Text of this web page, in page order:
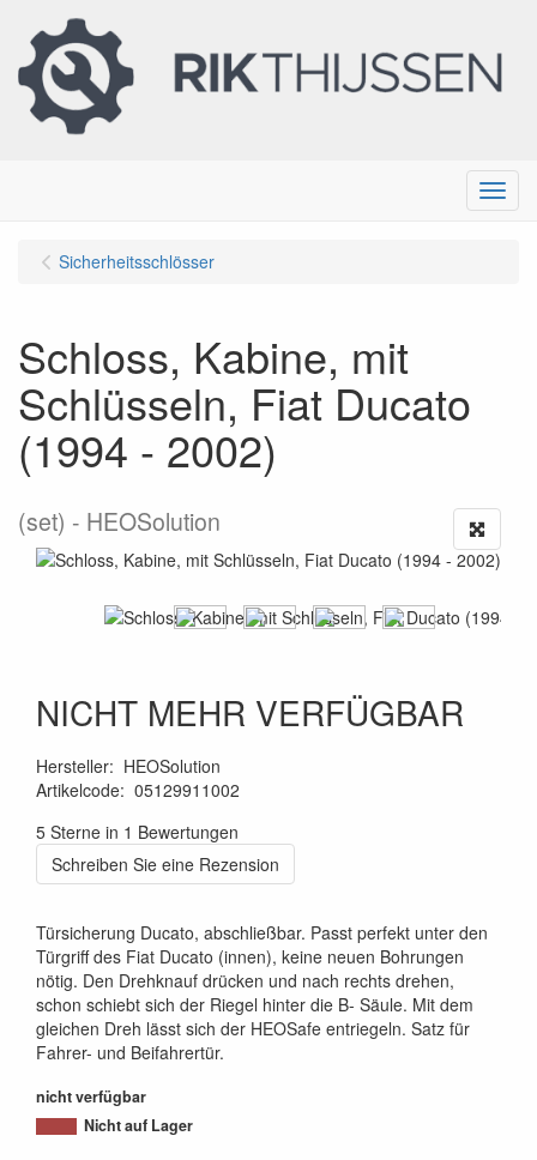
Menu
Sicherheitsschlösser
Schloss, Kabine, mit
Schlüsseln, Fiat Ducato
(1994 - 2002)
(set) HEOSolution
NICHT MEHR VERFÜGBAR
Hersteller: HEOSolution
Artikelcode: 05129911002
5 Sterne in 1 Bewertungen
Schreiben Sie eine Rezension
Türsicherung Ducato, abschließbar. Passt perfekt unter den
Türgriff des Fiat Ducato (innen), keine neuen Bohrungen
nötig. Den Drehknauf drücken und nach rechts drehen,
schon schiebt sich der Riegel hinter die B- Säule. Mit dem
gleichen Dreh lässt sich der HEOSafe entriegeln. Satz für
Fahrer- und Beifahrertür.
nicht verfügbar
Nicht auf Lager